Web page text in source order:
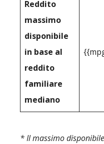
Reddito
massimo
disponibile
in base al
reddito
familiare
mediano
* Il massimo